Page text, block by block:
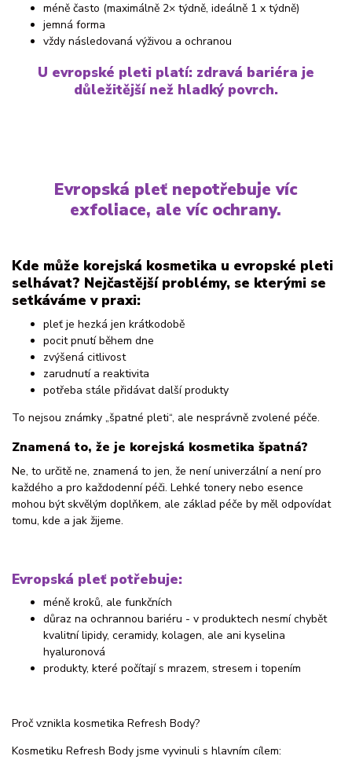
méně často (maximálně 2× týdně, ideálně 1 x týdně)
jemná forma
vždy následovaná výživou a ochranou
U evropské pleti platí: zdravá bariéra je
důležitější než hladký povrch.
Evropská pleť nepotřebuje víc
exfoliace, ale víc ochrany.
Kde může korejská kosmetika u evropské pleti
selhávat? Nejčastější problémy, se kterými se
setkáváme v praxi:
pleť je hezká jen krátkodobě
pocit pnutí během dne
zvýšená citlivost
zarudnutí a reaktivita
potřeba stále přidávat další produkty
To nejsou známky „špatné pleti“, ale nesprávně zvolené péče.
Znamená to, že je korejská kosmetika špatná?
Ne, to určitě ne, znamená to jen, že není univerzální a není pro
každého a pro každodenní péči. Lehké tonery nebo esence
mohou být skvělým doplňkem, ale základ péče by měl odpovídat
tomu, kde a jak žijeme.
Evropská pleť potřebuje:
méně kroků, ale funkčních
důraz na ochrannou bariéru - v produktech nesmí chybět
kvalitní lipidy, ceramidy, kolagen, ale ani kyselina
hyaluronová
produkty, které počítají s mrazem, stresem i topením
Proč vznikla kosmetika Refresh Body?
Kosmetiku Refresh Body jsme vyvinuli s hlavním cílem: